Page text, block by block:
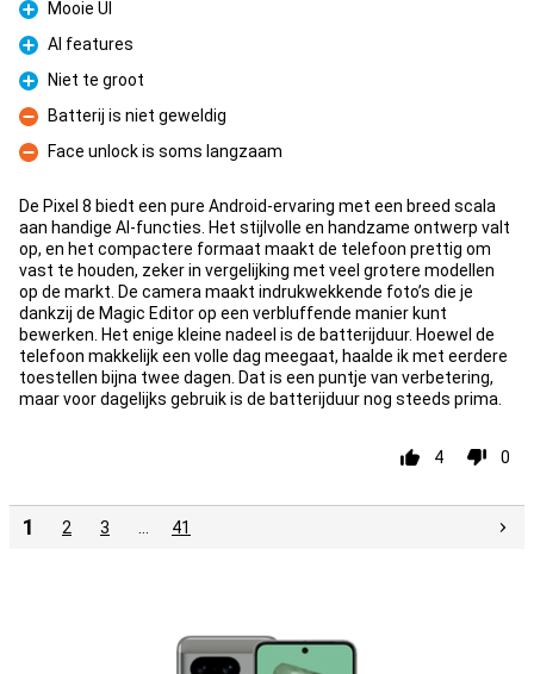
Fördelar
Mooie UI
Fördelar
AI features
Fördelar
Niet te groot
Nackdelar
Batterij is niet geweldig
Nackdelar
Face unlock is soms langzaam
De Pixel 8 biedt een pure Android-ervaring met een breed scala
aan handige AI-functies. Het stijlvolle en handzame ontwerp valt
op, en het compactere formaat maakt de telefoon prettig om
vast te houden, zeker in vergelijking met veel grotere modellen
op de markt. De camera maakt indrukwekkende foto’s die je
dankzij de Magic Editor op een verbluffende manier kunt
bewerken. Het enige kleine nadeel is de batterijduur. Hoewel de
telefoon makkelijk een volle dag meegaat, haalde ik met eerdere
toestellen bijna twee dagen. Dat is een puntje van verbetering,
maar voor dagelijks gebruik is de batterijduur nog steeds prima.
4 0
1 2 3 41